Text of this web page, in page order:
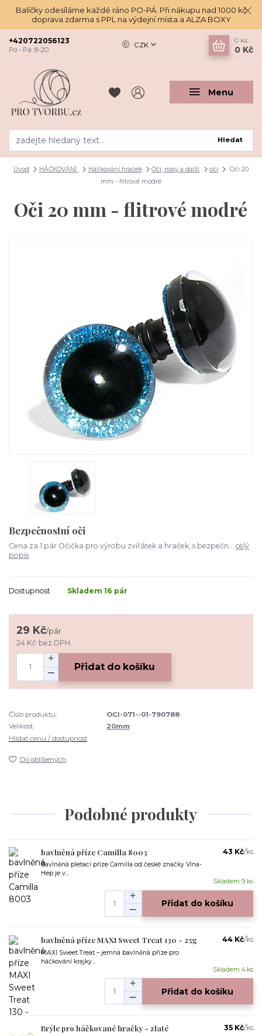
Balíčky odesíláme každé ráno PO-PÁ. Při nákupu nad 1000 kč
doprava zdarma s PPL na výdejní místa a ALZA BOXY
Menu
CZK
Hledat
+420722056123
Po - Pá: 8-20
0 ks
0 Kč
Úvod HÁČKOVÁNÍ Háčkování hraček Oči, nosy a další oči
Oči 20
mm - flitrové modré
Oči 20 mm - flitrové modré
Bezpečnostní oči
Cena za 1 pár Očička pro výrobu zvířátek a hraček, s bezpečn... celý
popis
Dostupnost Skladem 16 pár
29 Kč/pár
24 Kč bez DPH
Přidat do košíku
Číslo produktu:
OCI-071--01-790788
Velikost:
20mm
Hlídat cenu / dostupnost
Do oblíbených
Podobné produkty
bavlněná příze Camilla 8003
Bavlněná pletací příze Camilla od české značky Vlna-
Hep je v...
43 Kč/ks
Skladem 9 ks
Přidat do košíku
bavlněná příze MAXI Sweet Treat 130 - 25g
MAXI Sweet Treat – jemná bavlněná příze pro
háčkování krajky...
44 Kč/ks
Skladem 4 ks
Přidat do košíku
Brýle pro háčkované hračky - zlaté 35 Kč/ks